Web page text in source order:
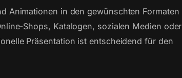
Animationen in den gewünschten Formaten
Shops, Katalogen, sozialen Medien oder
Präsentation ist entscheidend für den